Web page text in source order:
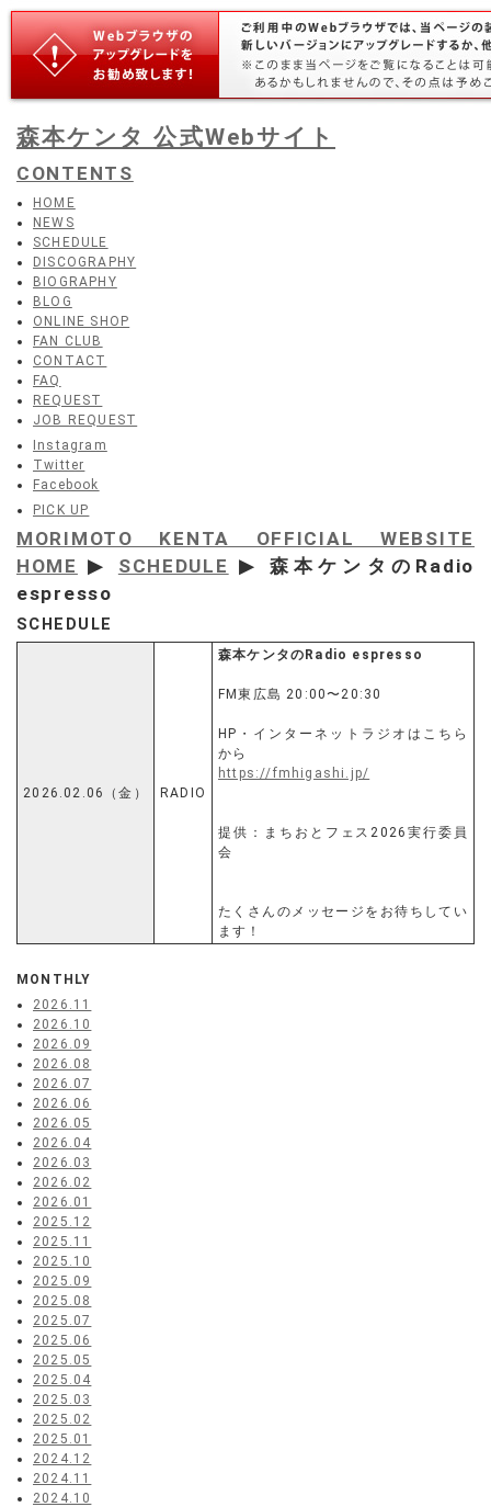
森本ケンタ 公式Webサイト
CONTENTS
HOME
NEWS
SCHEDULE
DISCOGRAPHY
BIOGRAPHY
BLOG
ONLINE SHOP
FAN CLUB
CONTACT
FAQ
REQUEST
JOB REQUEST
Instagram
Twitter
Facebook
PICK UP
MORIMOTO KENTA OFFICIAL WEBSITE
HOME ▶ SCHEDULE ▶ 森本ケンタのRadio
espresso
SCHEDULE
2026.02.06（金） RADIO
森本ケンタのRadio espresso
FM東広島 20:00〜20:30
HP・インターネットラジオはこちら
から
https://fmhigashi.jp/
提供：まちおとフェス2026実行委員
会
たくさんのメッセージをお待ちしてい
ます！
MONTHLY
2026.11
2026.10
2026.09
2026.08
2026.07
2026.06
2026.05
2026.04
2026.03
2026.02
2026.01
2025.12
2025.11
2025.10
2025.09
2025.08
2025.07
2025.06
2025.05
2025.04
2025.03
2025.02
2025.01
2024.12
2024.11
2024.10